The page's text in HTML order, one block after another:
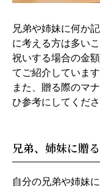
兄弟や姉妹に何か
に考える方は多い
祝いする場合の金
てご紹介しています
また、贈る際のマ
ひ参考にしてくださ
兄弟、姉妹に贈
自分の兄弟や姉妹